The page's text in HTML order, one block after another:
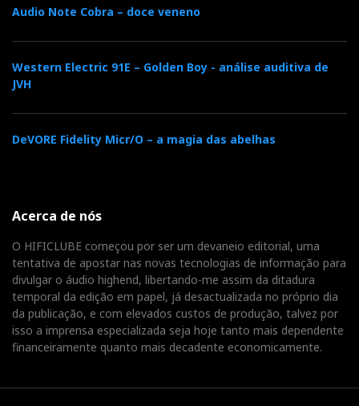
Audio Note Cobra – doce veneno
Western Electric 91E – Golden Boy - análise auditiva de
JVH
DeVORE Fidelity Micr/O – a magia das abelhas
Acerca de nós
O HIFICLUBE começou por ser um devaneio editorial, uma
tentativa de apostar nas novas tecnologias de informação para
divulgar o áudio highend, libertando-me assim da ditadura
temporal da edição em papel, já desactualizada no próprio dia
da publicação, e com elevados custos de produção, talvez por
isso a imprensa especializada seja hoje tanto mais dependente
financeiramente quanto mais decadente economicamente.